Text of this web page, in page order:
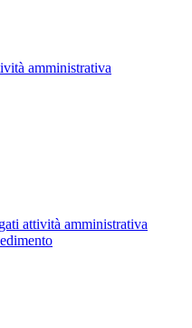
amministrativa
attività amministrativa